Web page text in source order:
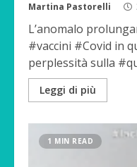
Martina Pastorelli
L’anomalo
#vaccini #Covid in
perplessità sulla
Leggi di più
1 MIN READ